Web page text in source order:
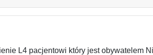
L4 pacjentowi który jest obywatelem